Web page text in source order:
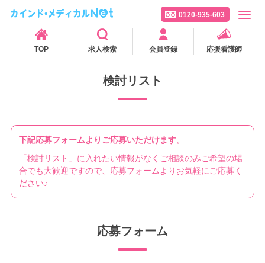
0120-935-603
TOP 求人検索 会員登録 応援看護師
検討リスト
下記応募フォームよりご応募いただけます。
「検討リスト」に入れたい情報がなくご相談のみご希望の場
合でも大歓迎ですので、応募フォームよりお気軽にご応募く
ださい♪
応募フォーム